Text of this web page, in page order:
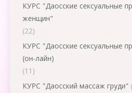
КУРС "Даосские сексуальные
женщин"
(22)
КУРС "Даосские сексуальные
(он-лайн)
(11)
КУРС "Даосский массаж груди"